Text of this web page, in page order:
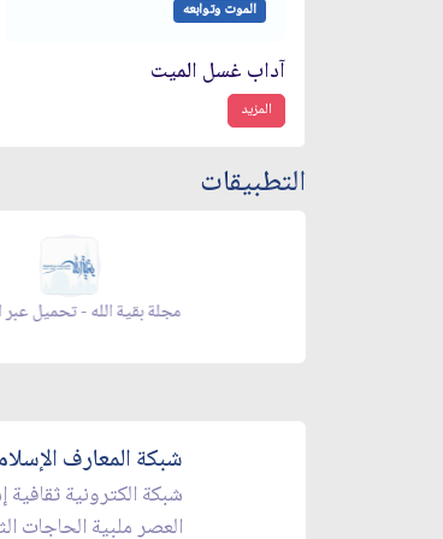
الموت وتوابعه
آداب غسل الميت
المزيد
التطبيقات
زاد شهر رمضان - appstore
شبكة المعارف
شبكة الكترونية
العصر ملبية الحاجات